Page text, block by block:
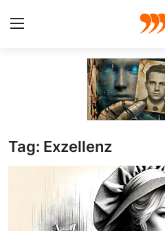
Galerie
Redaktion
Tag: Exzellenz